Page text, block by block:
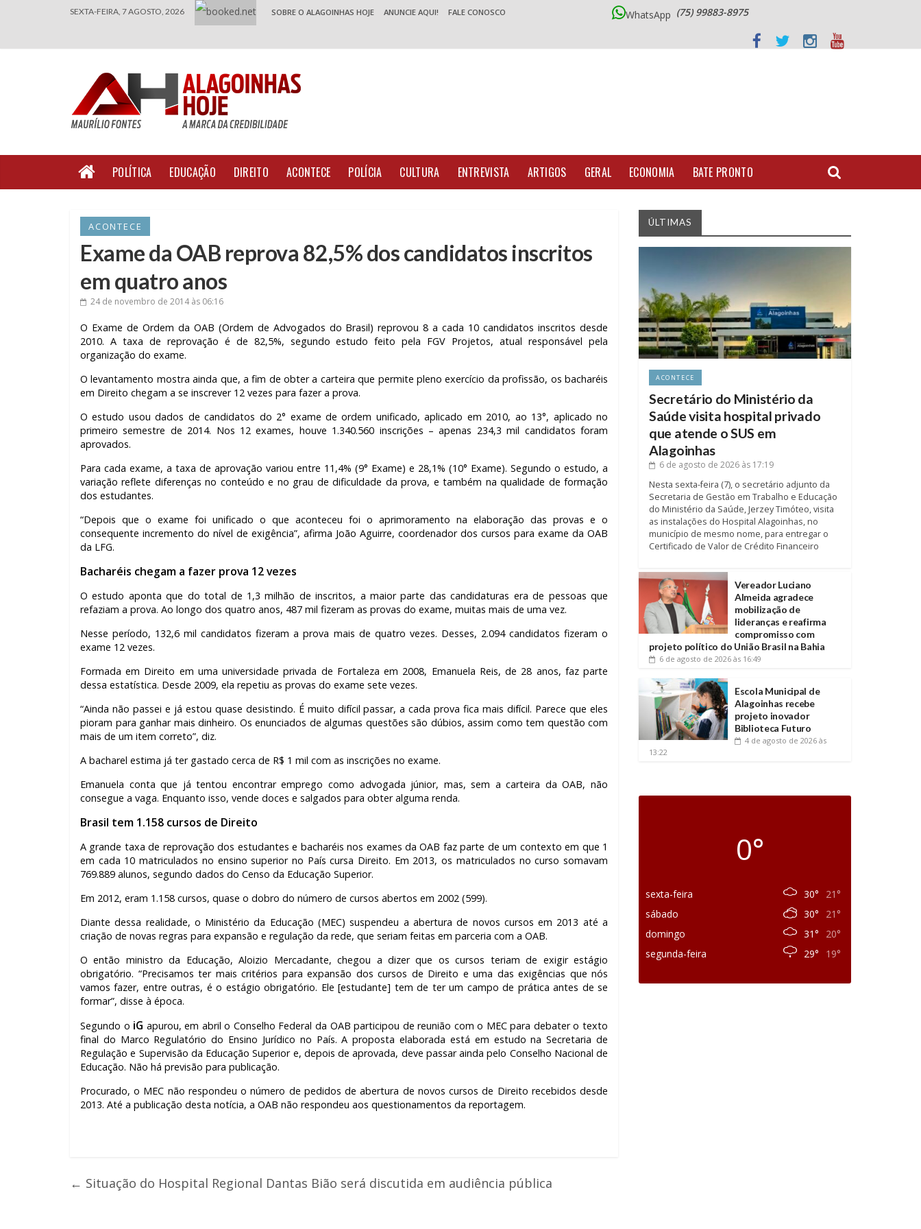
SEXTA-FEIRA, 7 AGOSTO, 2026 SOBRE O ALAGOINHAS HOJE ANUNCIE AQUI! FALE CONOSCO WhatsApp (75) 99883-8975
POLÍTICA EDUCAÇÃO DIREITO ACONTECE POLÍCIA CULTURA ENTREVISTA ARTIGOS GERAL ECONOMIA BATE PRONTO
ACONTECE
Exame da OAB reprova 82,5% dos candidatos inscritos
em quatro anos
24 de novembro de 2014às 06:16
O Exame de Ordem da OAB (Ordem de Advogados do Brasil) reprovou 8 a cada 10 candidatos inscritos desde
2010. A taxa de reprovação é de 82,5%, segundo estudo feito pela FGV Projetos, atual responsável pela
organização do exame.
O levantamento mostra ainda que, a fim de obter a carteira que permite pleno exercício da profissão, os bacharéis
em Direito chegam a se inscrever 12 vezes para fazer a prova.
O estudo usou dados de candidatos do 2° exame de ordem unificado, aplicado em 2010, ao 13°, aplicado no
primeiro semestre de 2014. Nos 12 exames, houve 1.340.560 inscrições – apenas 234,3 mil candidatos foram
aprovados.
Para cada exame, a taxa de aprovação variou entre 11,4% (9° Exame) e 28,1% (10° Exame). Segundo o estudo, a
variação reflete diferenças no conteúdo e no grau de dificuldade da prova, e também na qualidade de formação
dos estudantes.
“Depois que o exame foi unificado o que aconteceu foi o aprimoramento na elaboração das provas e o
consequente incremento do nível de exigência”, afirma João Aguirre, coordenador dos cursos para exame da OAB
da LFG.
Bacharéis chegam a fazer prova 12 vezes
O estudo aponta que do total de 1,3 milhão de inscritos, a maior parte das candidaturas era de pessoas que
refaziam a prova. Ao longo dos quatro anos, 487 mil fizeram as provas do exame, muitas mais de uma vez.
Nesse período, 132,6 mil candidatos fizeram a prova mais de quatro vezes. Desses, 2.094 candidatos fizeram o
exame 12 vezes.
Formada em Direito em uma universidade privada de Fortaleza em 2008, Emanuela Reis, de 28 anos, faz parte
dessa estatística. Desde 2009, ela repetiu as provas do exame sete vezes.
“Ainda não passei e já estou quase desistindo. É muito difícil passar, a cada prova fica mais difícil. Parece que eles
pioram para ganhar mais dinheiro. Os enunciados de algumas questões são dúbios, assim como tem questão com
mais de um item correto”, diz.
A bacharel estima já ter gastado cerca de R$ 1 mil com as inscrições no exame.
Emanuela conta que já tentou encontrar emprego como advogada júnior, mas, sem a carteira da OAB, não
consegue a vaga. Enquanto isso, vende doces e salgados para obter alguma renda.
Brasil tem 1.158 cursos de Direito
A grande taxa de reprovação dos estudantes e bacharéis nos exames da OAB faz parte de um contexto em que 1
em cada 10 matriculados no ensino superior no País cursa Direito. Em 2013, os matriculados no curso somavam
769.889 alunos, segundo dados do Censo da Educação Superior.
Em 2012, eram 1.158 cursos, quase o dobro do número de cursos abertos em 2002 (599).
Diante dessa realidade, o Ministério da Educação (MEC) suspendeu a abertura de novos cursos em 2013 até a
criação de novas regras para expansão e regulação da rede, que seriam feitas em parceria com a OAB.
O então ministro da Educação, Aloizio Mercadante, chegou a dizer que os cursos teriam de exigir estágio
obrigatório. “Precisamos ter mais critérios para expansão dos cursos de Direito e uma das exigências que nós
vamos fazer, entre outras, é o estágio obrigatório. Ele [estudante] tem de ter um campo de prática antes de se
formar”, disse à época.
Segundo o iG apurou, em abril o Conselho Federal da OAB participou de reunião com o MEC para debater o texto
final do Marco Regulatório do Ensino Jurídico no País. A proposta elaborada está em estudo na Secretaria de
Regulação e Supervisão da Educação Superior e, depois de aprovada, deve passar ainda pelo Conselho Nacional de
Educação. Não há previsão para publicação.
Procurado, o MEC não respondeu o número de pedidos de abertura de novos cursos de Direito recebidos desde
2013. Até a publicação desta notícia, a OAB não respondeu aos questionamentos da reportagem.
← Situação do Hospital Regional Dantas Bião será discutida em audiência pública
ÚLTIMAS
ACONTECE
Secretário do Ministério da
Saúde visita hospital privado
que atende o SUS em
Alagoinhas
6 de agosto de 2026 às 17:19
Nesta sexta-feira (7), o secretário adjunto da
Secretaria de Gestão em Trabalho e Educação
do Ministério da Saúde, Jerzey Timóteo, visita
as instalações do Hospital Alagoinhas, no
município de mesmo nome, para entregar o
Certificado de Valor de Crédito Financeiro
Vereador Luciano
Almeida agradece
mobilização de
lideranças e reafirma
compromisso com
projeto político do União Brasil na Bahia
6 de agosto de 2026 às 16:49
Escola Municipal de
Alagoinhas recebe
projeto inovador
Biblioteca Futuro
4 de agosto de 2026 às
13:22
0°
sexta-feira 30°
21°
sábado
30°
21°
domingo
31°
20°
segunda-feira
29° 19°